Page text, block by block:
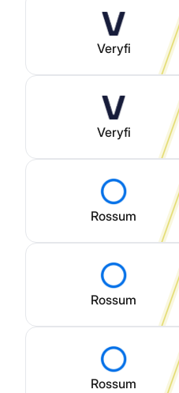
Veryfi
Veryfi
Rossum
Rossum
Rossum